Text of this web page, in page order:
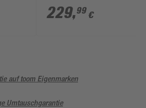
'Architectura'
inklusive WC-Sitz
229,99 €
auf toom Eigenmarken
Umtauschgarantie